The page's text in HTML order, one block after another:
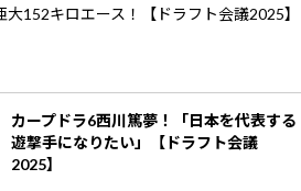
152キロエース！【ドラフト会議2025】
カープドラ6西川篤夢！「日本を代表する
遊撃手になりたい」【ドラフト会議
2025】